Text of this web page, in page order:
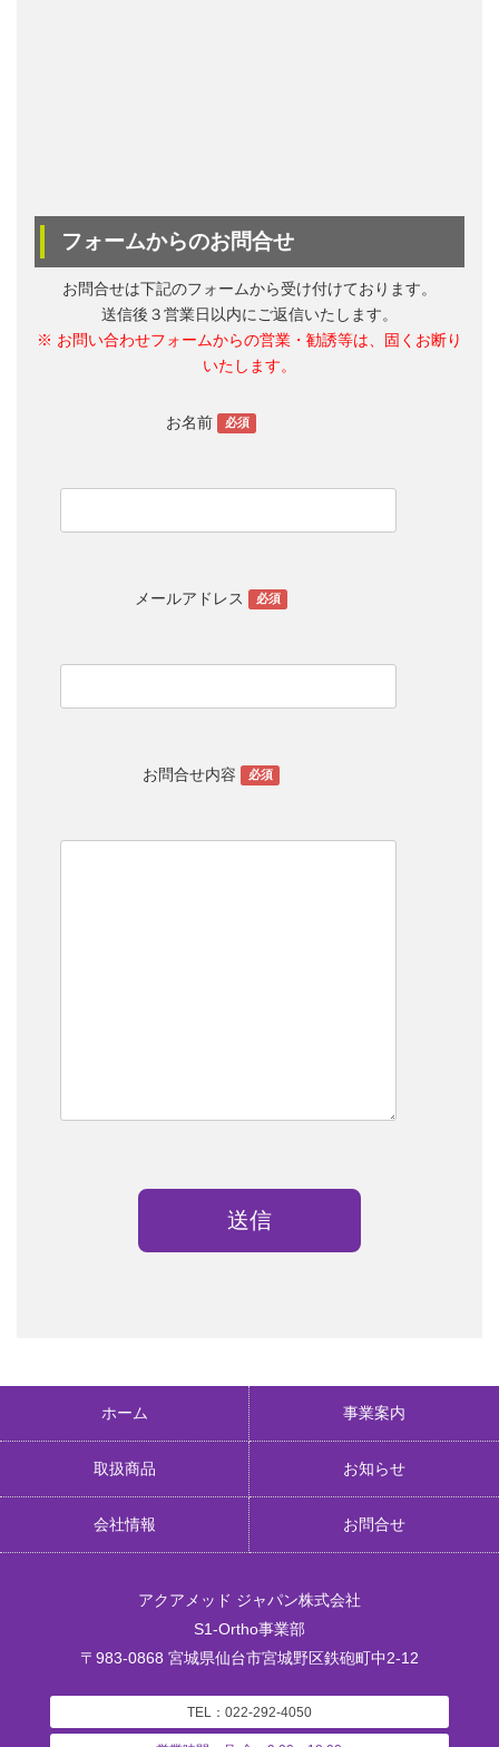
フォームからのお問合せ
お問合せは下記のフォームから受け付けております。
送信後３営業日以内にご返信いたします。
※ お問い合わせフォームからの営業・勧誘等は、固くお断り
いたします。
お名前 必須
メールアドレス 必須
お問合せ内容 必須
ホーム 事業案内
取扱商品 お知らせ
会社情報 お問合せ
アクアメッド ジャパン株式会社
S1-Ortho事業部
〒983-0868 宮城県仙台市宮城野区鉄砲町中2-12
TEL：022-292-4050